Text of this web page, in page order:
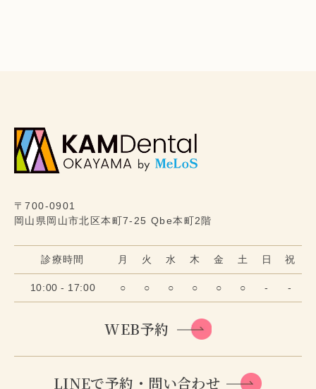
〒700-0901
岡山県岡山市北区本町7-25 Qbe本町2階
診療時間 月 火 水 木 金 土 日 祝
10:00 - 17:00 ○ ○ ○ ○ ○ ○ - -
WEB予約
LINEで予約・問い合わせ